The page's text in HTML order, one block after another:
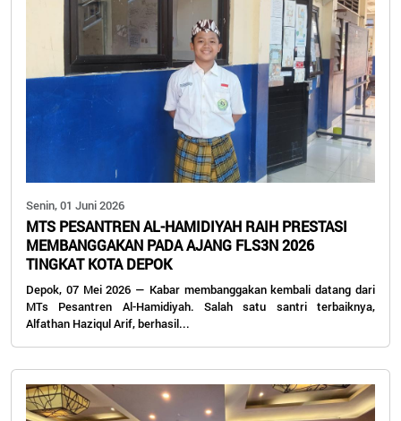
Senin, 01 Juni 2026
MTS PESANTREN AL-HAMIDIYAH RAIH PRESTASI
MEMBANGGAKAN PADA AJANG FLS3N 2026
TINGKAT KOTA DEPOK
Depok, 07 Mei 2026 — Kabar membanggakan kembali datang dari
MTs Pesantren Al-Hamidiyah. Salah satu santri terbaiknya,
Alfathan Haziqul Arif, berhasil...